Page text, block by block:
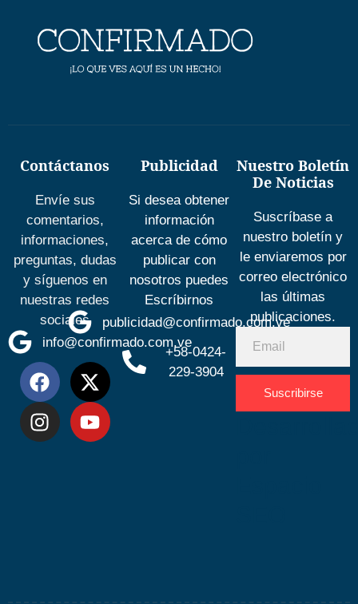
Contáctanos
Envíe sus
comentarios,
informaciones,
preguntas, dudas
y síguenos en
nuestras redes
sociales
info@confirmado.com.ve
Publicidad
Si desea obtener
información
acerca de cómo
publicar con
nosotros puedes
Escríbirnos
publicidad@confirmado.com.ve
+58-0424-
229-3904
Nuestro Boletín
De Noticias
Suscríbase a
nuestro boletín y
le enviaremos por
correo electrónico
las últimas
publicaciones.
Suscribirse